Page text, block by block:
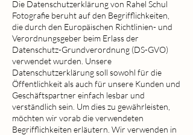
Die Datenschutzerklärung von Rahel Schul
Fotografie beruht auf den Begrifflichkeiten,
die durch den Europäischen Richtlinien- und
Verordnungsgeber beim Erlass der
Datenschutz-Grundverordnung (DS-GVO)
verwendet wurden. Unsere
Datenschutzerklärung soll sowohl für die
Öffentlichkeit als auch für unsere Kunden und
Geschäftspartner einfach lesbar und
verständlich sein. Um dies zu gewährleisten,
möchten wir vorab die verwendeten
Begrifflichkeiten erläutern. Wir verwenden in